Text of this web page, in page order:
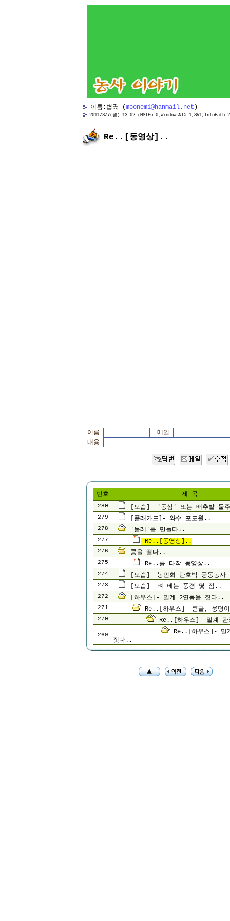
이름:볍氏 (moonemi@hanmail.net )
2011/3/7(월) 13:02
Re..[동영상]..
이름
메일
내용
번호 제 목
280 [모습]- '동심' 또는 배추밭 물
279 [플래카드]- 와수 포도원..
278 '물레'를 만들다..
277 Re..[동영상]..
276 콩을 떨다..
275 Re..콩 타작 동영상..
274 [모습]- 농민회 단호박 공동농사
273 [모습]- 벼 베는 풍경 몇 점..
272 [하우스]- 밀계 2연동을 짓다..
271 Re..[하우스]- 큰골, 웅덩
270 Re..[하우스]- 밀계 관
269
Re..[하우스]- 밀
짓다..